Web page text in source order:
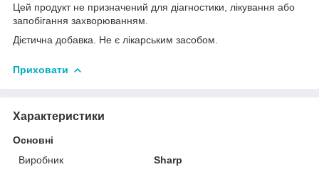
Цей продукт не призначений для діагностики, лікування або
запобігання захворюванням.
Дієтична добавка. Не є лікарським засобом.
Приховати
Характеристики
Основні
Виробник
Sharp